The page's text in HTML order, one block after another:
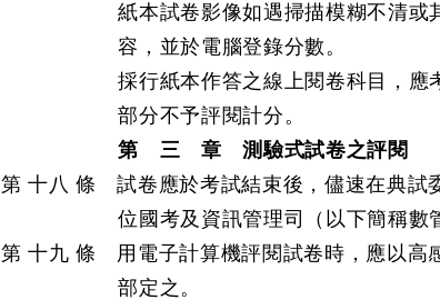
紙本試卷影像如遇掃描模糊不清或
容，並於電腦登錄分數。
採行紙本作答之線上閱卷科目，應
部分不予評閱計分。
第 三 章 測驗式試卷之評閱
第 十八 條 試卷應於考試結束後，儘速在典試
位國考及資訊管理司（以下簡稱數
第 十九 條 用電子計算機評閱試卷時，應以高
部定之。